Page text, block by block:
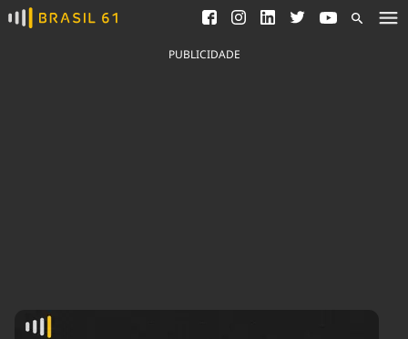
Ver todas as notícias
Saneamento
Indicadores
PUBLICIDADE